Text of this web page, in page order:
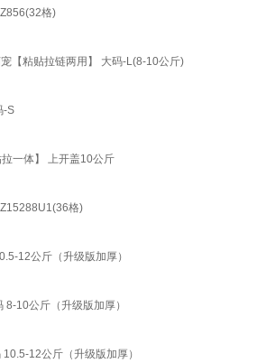
格)
【粘贴拉链两用】 大码-L(8-10公斤)
-S
一体】 上开盖10公斤
格)
12公斤（升级版加厚）
10公斤（升级版加厚）
12公斤（升级版加厚）